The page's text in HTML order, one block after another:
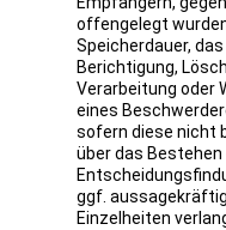
offengelegt
Speicherdauer,
Berichtigung,
Verarbeitung oder
eines
sofern diese nicht
über das
ggf.
Einzelheiten